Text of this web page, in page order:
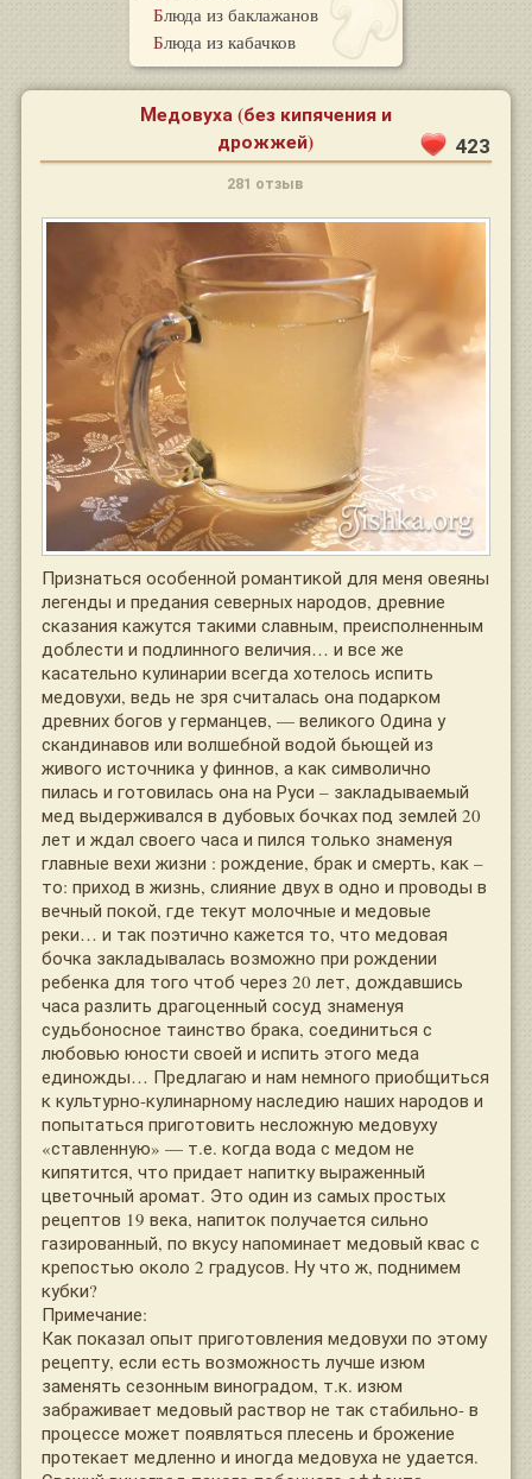
Блюда из баклажанов
Блюда из кабачков
Медовуха (без кипячения и
дрожжей) 423
281 отзыв
Признаться особенной романтикой для меня овеяны
легенды и предания северных народов, древние
сказания кажутся такими славным, преисполненным
доблести и подлинного величия… и все же
касательно кулинарии всегда хотелось испить
медовухи, ведь не зря считалась она подарком
древних богов у германцев, — великого Одина у
скандинавов или волшебной водой бьющей из
живого источника у финнов, а как символично
пилась и готовилась она на Руси – закладываемый
мед выдерживался в дубовых бочках под землей 20
лет и ждал своего часа и пился только знаменуя
главные вехи жизни : рождение, брак и смерть, как –
то: приход в жизнь, слияние двух в одно и проводы в
вечный покой, где текут молочные и медовые
реки… и так поэтично кажется то, что медовая
бочка закладывалась возможно при рождении
ребенка для того чтоб через 20 лет, дождавшись
часа разлить драгоценный сосуд знаменуя
судьбоносное таинство брака, соединиться с
любовью юности своей и испить этого меда
единожды… Предлагаю и нам немного приобщиться
к культурно-кулинарному наследию наших народов и
попытаться приготовить несложную медовуху
«ставленную» — т.е. когда вода с медом не
кипятится, что придает напитку выраженный
цветочный аромат. Это один из самых простых
рецептов 19 века, напиток получается сильно
газированный, по вкусу напоминает медовый квас с
крепостью около 2 градусов. Ну что ж, поднимем
кубки?
Примечание:
Как показал опыт приготовления медовухи по этому
рецепту, если есть возможность лучше изюм
заменять сезонным виноградом, т.к. изюм
забраживает медовый раствор не так стабильно- в
процессе может появляться плесень и брожение
протекает медленно и иногда медовуха не удается.